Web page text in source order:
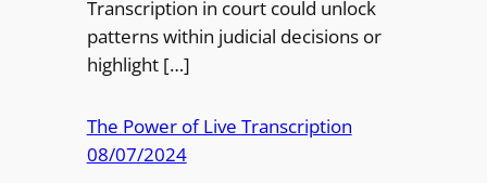
Transcription in court could unlock
patterns within judicial decisions or
highlight […]
The Power of Live Transcription
08/07/2024